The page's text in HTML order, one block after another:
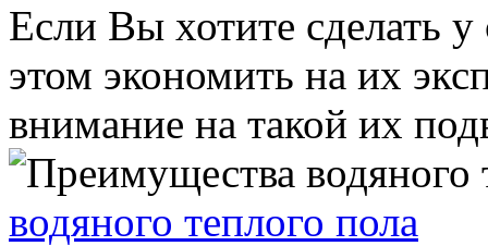
Если Вы хотите сделать
этом экономить на их
внимание на такой их
водяного теплого пола